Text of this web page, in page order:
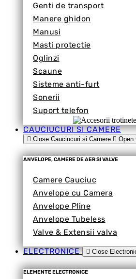
Genti de transport
Manere ghidon
Manusi
Masti protectie
Oglinzi
Scaune
Sisteme anti-furt
Sonerii
Suport telefon
CAUCIUCURI SI CAMERE
Close Cauciucuri si Camere Open
ANVELOPE, CAMERE DE AER SI VALVE
Camere Cauciuc
Anvelope cu Camera
Anvelope Pline
Anvelope Tubeless
Valve & Extensii valva
ELECTRONICE Close
ELEMENTE ELECTRONICE